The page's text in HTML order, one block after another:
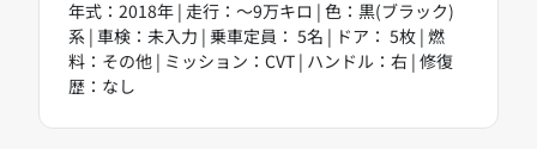
年式：2018年 | 走行：～9万キロ | 色：黒(ブラック)
系 | 車検：未入力 | 乗車定員： 5名 | ドア： 5枚 | 燃
料：その他 | ミッション：CVT | ハンドル：右 | 修復
歴：なし